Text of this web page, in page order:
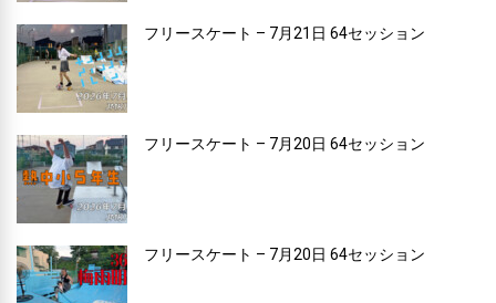
フリースケート – 7月21日 64セッション
フリースケート – 7月20日 64セッション
フリースケート – 7月20日 64セッション